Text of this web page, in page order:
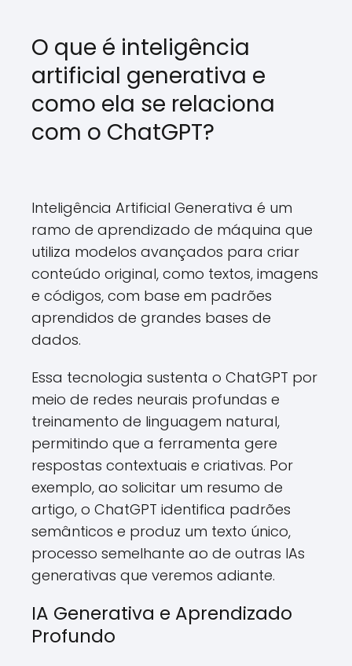
O que é inteligência
artificial generativa e
como ela se relaciona
com o ChatGPT?
Inteligência Artificial Generativa é um
ramo de aprendizado de máquina que
utiliza modelos avançados para criar
conteúdo original, como textos, imagens
e códigos, com base em padrões
aprendidos de grandes bases de
dados.
Essa tecnologia sustenta o ChatGPT por
meio de redes neurais profundas e
treinamento de linguagem natural,
permitindo que a ferramenta gere
respostas contextuais e criativas. Por
exemplo, ao solicitar um resumo de
artigo, o ChatGPT identifica padrões
semânticos e produz um texto único,
processo semelhante ao de outras IAs
generativas que veremos adiante.
IA Generativa e Aprendizado
Profundo